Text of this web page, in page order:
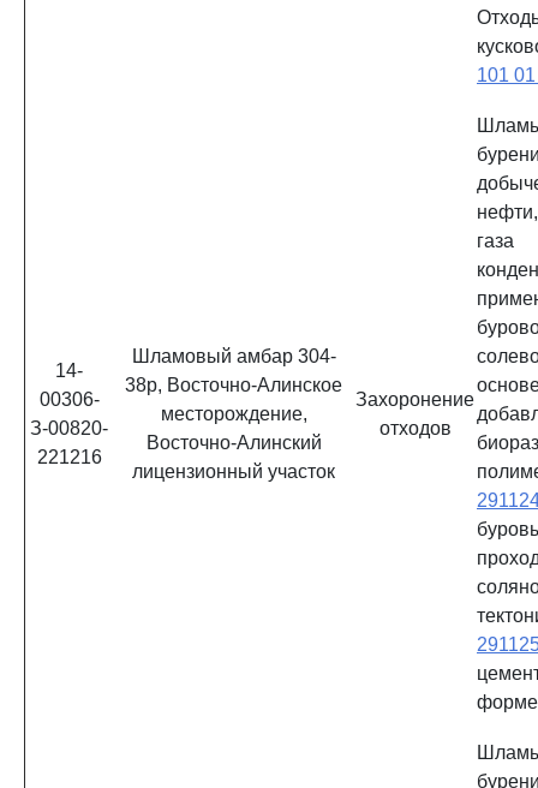
101
14-
00306-
З-00820-
221216
Шламовый амбар 304-
38р, Восточно-Алинское
месторождение,
Восточно-Алинский
лицензионный участок
Захоронение
отходов
газа